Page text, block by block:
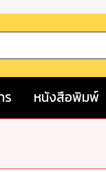
ร หนังสือพิมพ์